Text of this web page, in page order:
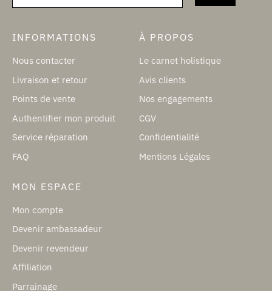
INFORMATIONS
Nous contacter
Livraison et retour
Points de vente
Authentifier mon produit
Service réparation
FAQ
À PROPOS
Le carnet holistique
Avis clients
Nos engagements
CGV
Confidentialité
Mentions Légales
MON ESPACE
Mon compte
Devenir ambassadeur
Devenir revendeur
Affiliation
Parrainage